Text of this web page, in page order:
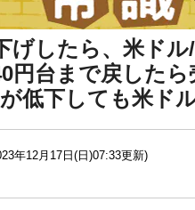
げしたら、米ド
円台まで戻した
低下しても米ド
年12月17日(日)07:33更新)